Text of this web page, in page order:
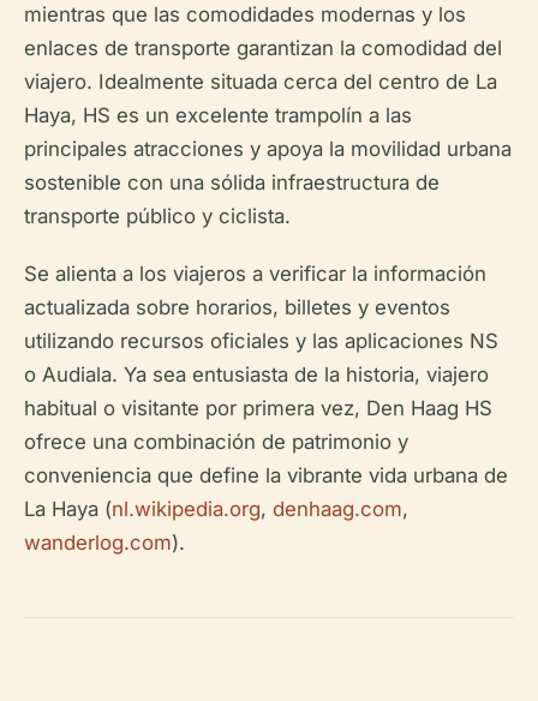
mientras que las comodidades modernas y los
enlaces de transporte garantizan la comodidad del
viajero. Idealmente situada cerca del centro de La
Haya, HS es un excelente trampolín a las
principales atracciones y apoya la movilidad urbana
sostenible con una sólida infraestructura de
transporte público y ciclista.
Se alienta a los viajeros a verificar la información
actualizada sobre horarios, billetes y eventos
utilizando recursos oficiales y las aplicaciones NS
o Audiala. Ya sea entusiasta de la historia, viajero
habitual o visitante por primera vez, Den Haag HS
ofrece una combinación de patrimonio y
conveniencia que define la vibrante vida urbana de
La Haya (nl.wikipedia.org, denhaag.com,
wanderlog.com).